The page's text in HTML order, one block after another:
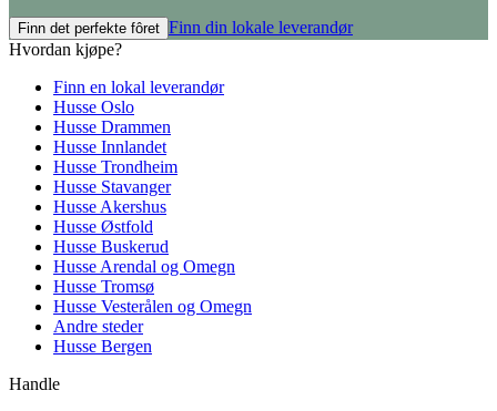
Finn det perfekte fôret Finn din lokale leverandør
Hvordan kjøpe?
Finn en lokal leverandør
Husse Oslo
Husse Drammen
Husse Innlandet
Husse Trondheim
Husse Stavanger
Husse Akershus
Husse Østfold
Husse Buskerud
Husse Arendal og Omegn
Husse Tromsø
Husse Vesterålen og Omegn
Andre steder
Husse Bergen
Handle